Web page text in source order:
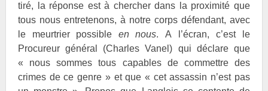
tiré, la réponse est à chercher dans la proximité que
tous nous entretenons, à notre corps défendant, avec
le meurtrier possible en nous. A l’écran, c’est le
Procureur général (Charles Vanel) qui déclare que
« nous sommes tous capables de commettre des
crimes de ce genre » et que « cet assassin n’est pas